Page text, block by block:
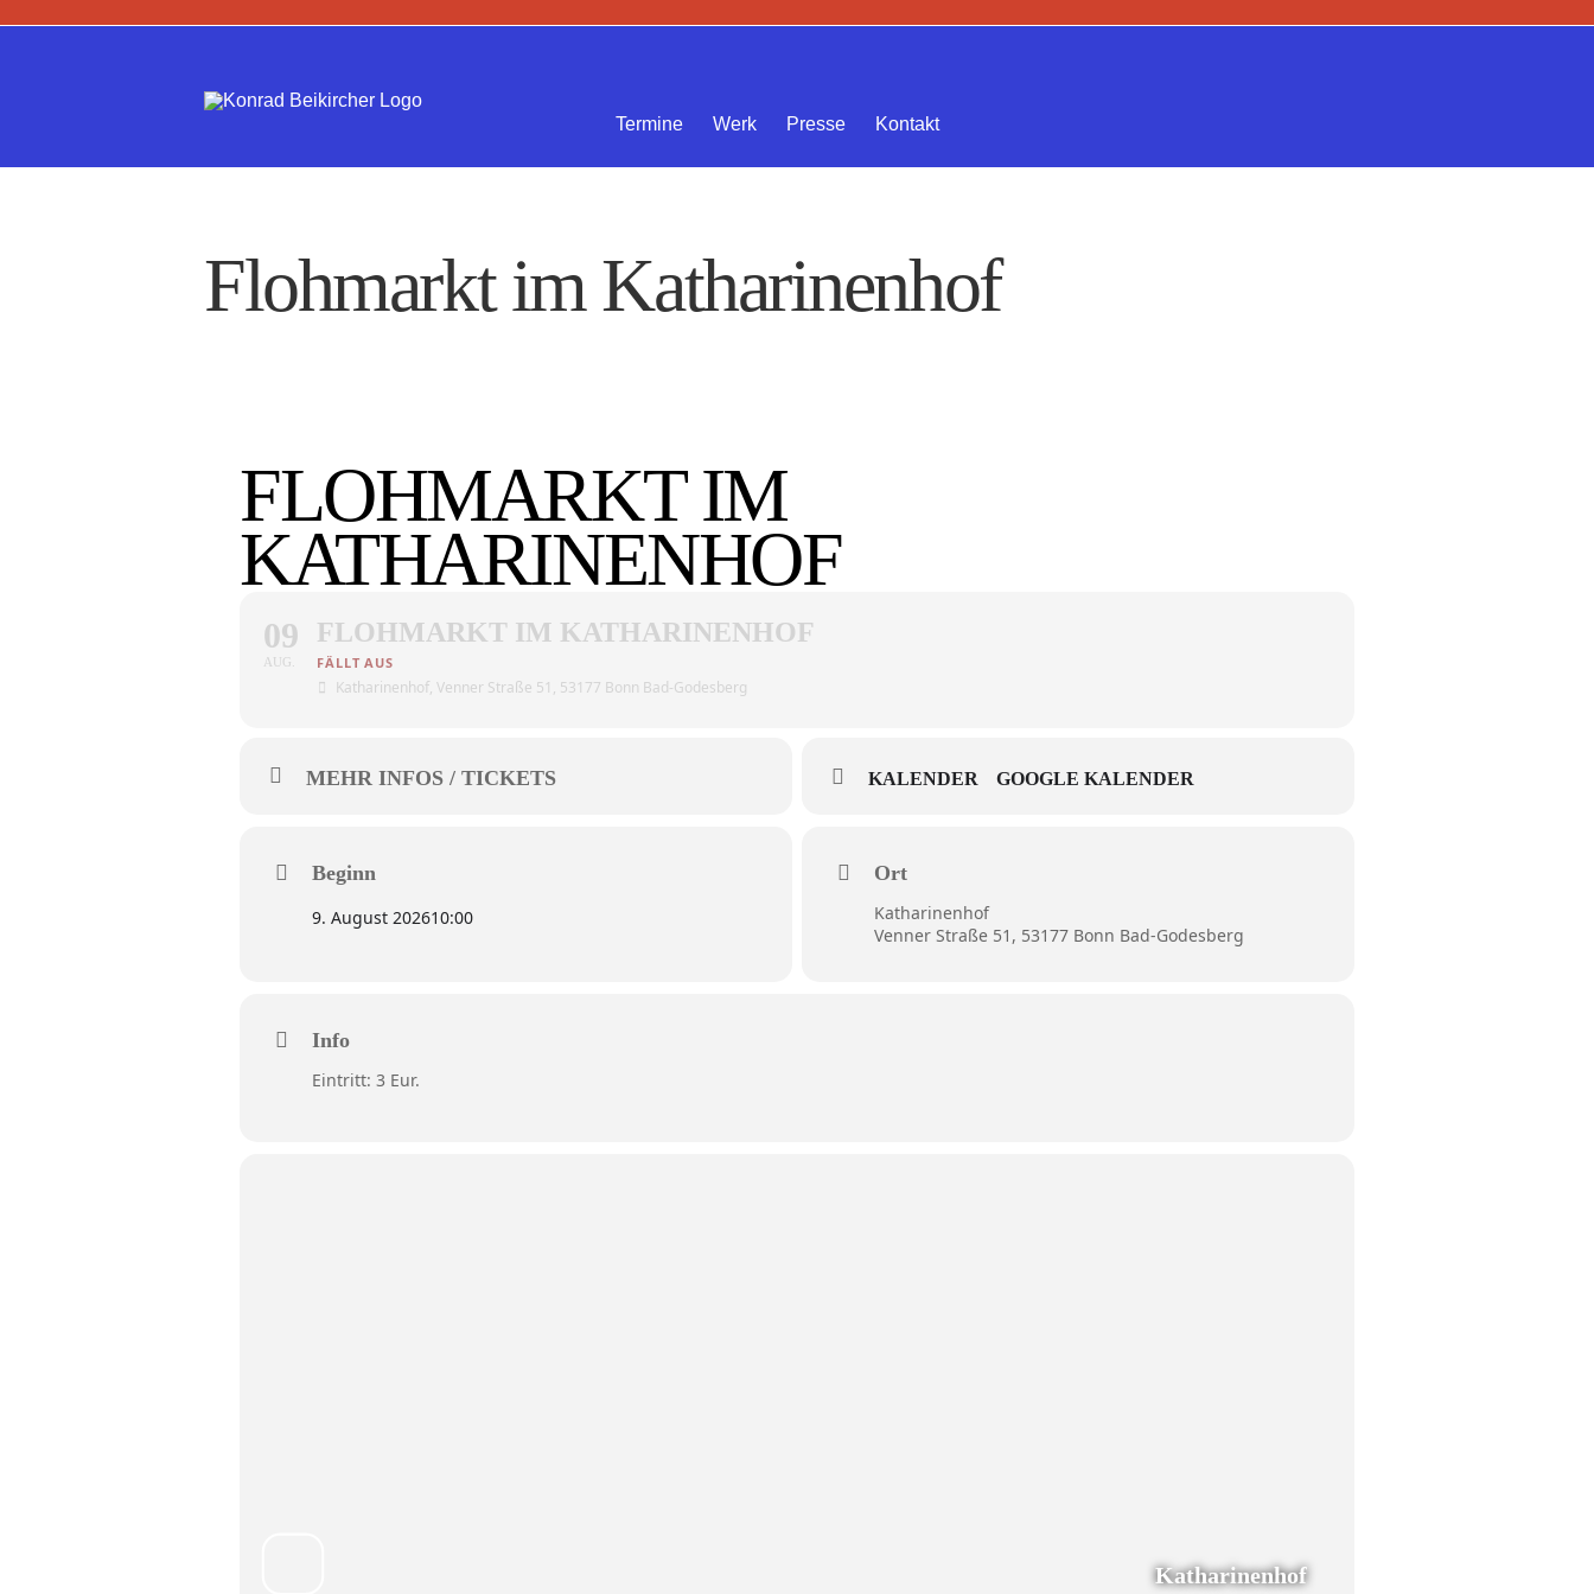
Termine
Werk Presse Kontakt
Flohmarkt im Katharinenhof
FLOHMARKT IM
KATHARINENHOF
09
AUG.
FLOHMARKT IM KATHARINENHOF
Katharinenhof, Venner Straße 51, 53177 Bonn Bad-Godesberg
MEHR INFOS / TICKETS KALENDER GOOGLE KALENDER
Beginn
9. August 202610:00
Ort
Katharinenhof
Venner Straße 51, 53177 Bonn Bad-Godesberg
Info
Eintritt: 3 Eur.
Katharinenhof